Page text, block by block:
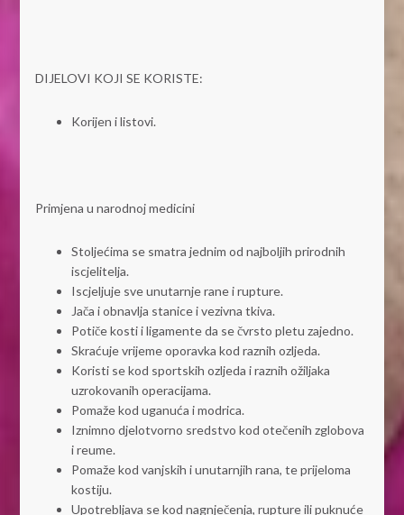
DIJELOVI KOJI SE KORISTE:
Korijen i listovi.
Primjena u narodnoj medicini
Stoljećima se smatra jednim od najboljih prirodnih
iscjelitelja.
Iscjeljuje sve unutarnje rane i rupture.
Jača i obnavlja stanice i vezivna tkiva.
Potiče kosti i ligamente da se čvrsto pletu zajedno.
Skraćuje vrijeme oporavka kod raznih ozljeda.
Koristi se kod sportskih ozljeda i raznih ožiljaka
uzrokovanih operacijama.
Pomaže kod uganuća i modrica.
Iznimno djelotvorno sredstvo kod otečenih zglobova
i reume.
Pomaže kod vanjskih i unutarnjih rana, te prijeloma
kostiju.
Upotrebljava se kod nagnječenja, rupture ili puknuće